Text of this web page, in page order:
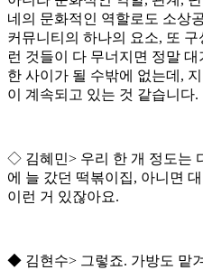
네의 문화적인 역할로도 소상
커뮤니티의 하나의 요소, 또 구
런 것들이 다 무너지면 정말
한 사이가 될 수밖에 없는데 ,
이 계속되고 있는 것 같습니다.
◇ 김혜민> 우리 한 개 정도는
에 늘 갔던 떡볶이집, 아니면
이런 거 있잖아요.
◆ 김현수> 그렇죠. 가방도 맡